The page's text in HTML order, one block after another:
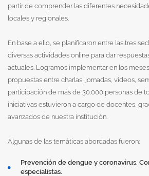
partir de comprender las diferentes
locales y regionales.
En base a ello, se planificaron entre las tres
diversas actividades online para dar
actuales. Logramos implementar en los
propuestas entre charlas, jornadas, videos,
participación de más de 30.000 personas de
iniciativas estuvieron a cargo de docentes,
avanzados de nuestra institución.
Algunas de las temáticas abordadas fueron:
Prevención de dengue y coronavirus.
especialistas.